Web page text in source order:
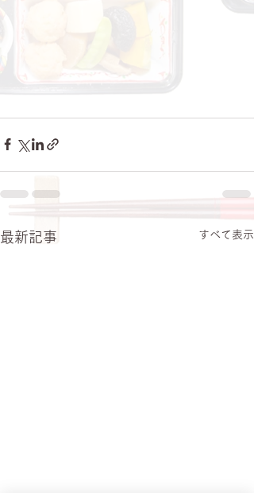
最新記事 すべて表示